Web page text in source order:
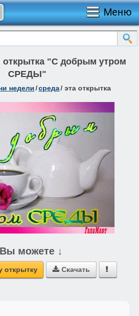
Меню
"С добрым утром
СРЕДЫ"
недели/среда/ эта открытка
можете ↓
открытку  Скачать 